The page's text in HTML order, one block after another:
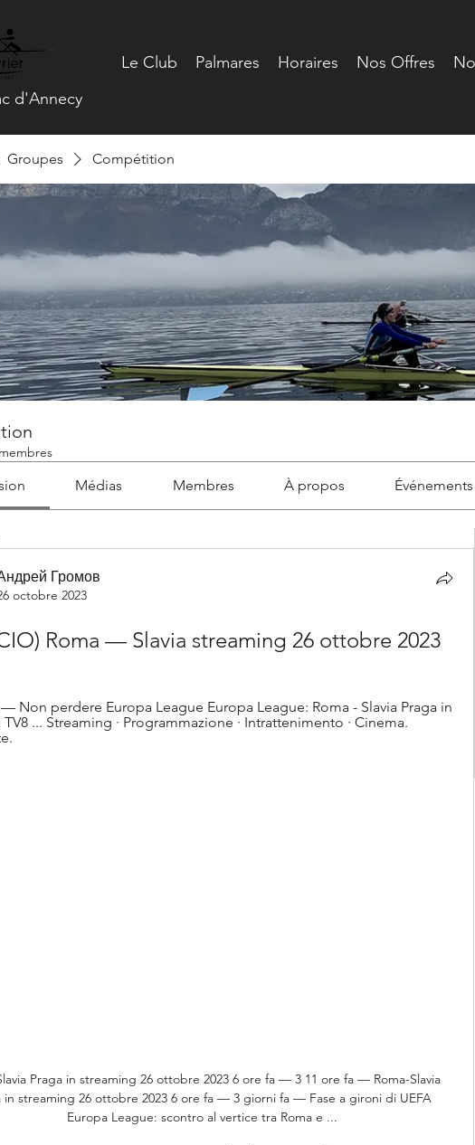
Le Club Palmares Horaires Nos Offres
d'Annecy
Groupes Compétition
Médias Membres À propos Événements
Громов
octobre 2023
Roma — Slavia streaming 26 ottobre 2023
Non perdere Europa League Europa League: Roma - Slavia Praga in
... Streaming · Programmazione · Intrattenimento · Cinema.
Praga in streaming 26 ottobre 2023 6 ore fa — 3 11 ore fa — Roma-Slavia
in streaming 26 ottobre 2023 6 ore fa — 3 giorni fa — Fase a gironi di UEFA
Europa League: scontro al vertice tra Roma e ...